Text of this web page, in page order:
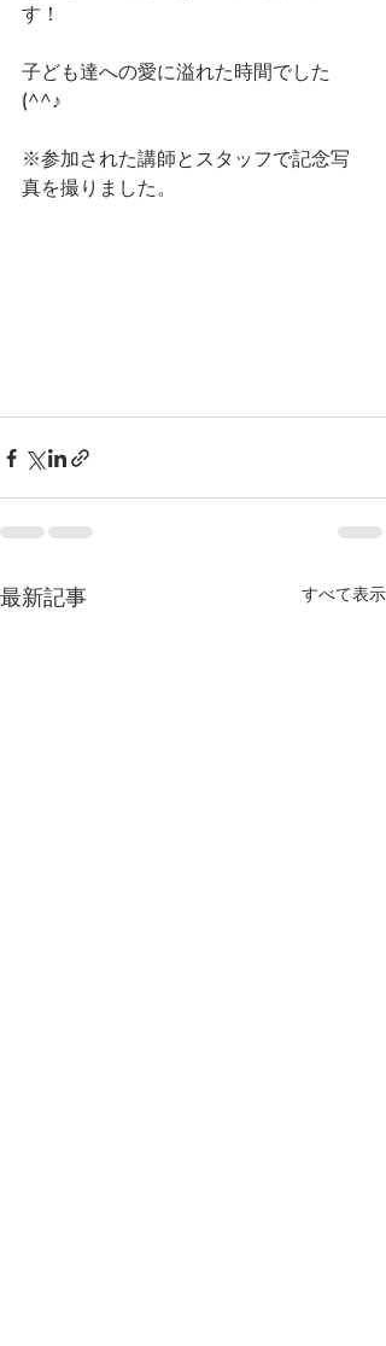
す！
子ども達への愛に溢れた時間でした
(^^♪
※参加された講師とスタッフで記念写
真を撮りました。
最新記事 すべて表示